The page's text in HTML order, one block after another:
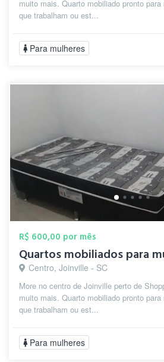
muito mais. Quarto mobiliado pronto
que trabalham ou est...
Para mulheres
R$ 600,00 por mês
Centro, Joinville - SC
More no centro de Joinville perto de
muito mais. Quarto mobiliado pronto
que trabalham ou est...
Para mulheres